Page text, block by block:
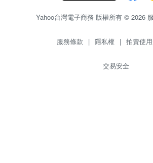
Yahoo台灣電子商務 版權所有 © 2026
服務條款 | 隱私權 | 拍賣使
交易安全